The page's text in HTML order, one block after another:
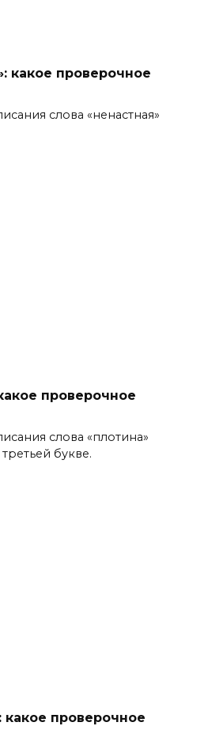
какое проверочное
слова «ненастная»
проверочное
слова «плотина»
букве.
какое проверочное